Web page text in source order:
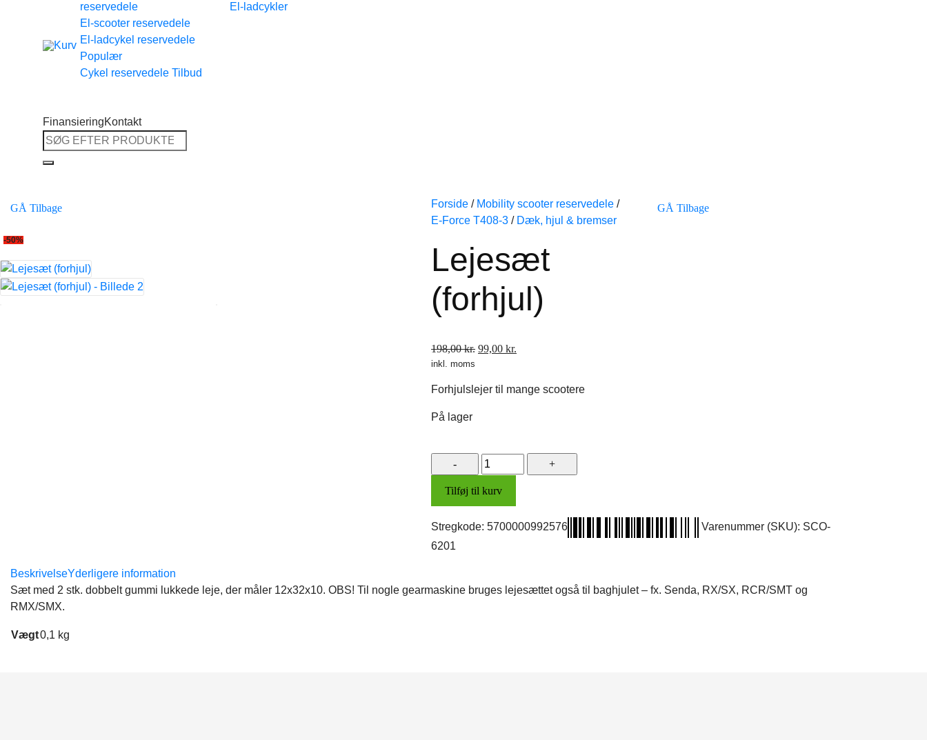
Tilbage til shoppen
reservedele
El-scooter reservedele
El-ladcykel reservedele
Cykel reservedele
El-ladcykler
FinansieringKontakt
Søg
efter:
GÅ Tilbage
-50%
Forside / Mobility scooter reservedele /
E-Force T408-3 / Dæk, hjul & bremser
Lejesæt
(forhjul)
GÅ Tilbage
198,00kr. Den
var:
99,00 kr.
inkl. moms
Forhjulslejer til mange scootere
På lager
Lejesæt
(forhjul)
antal
Tilføj til kurv
Stregkode: 5700000992576 Varenummer (SKU): SCO-
6201
BeskrivelseYderligere information
Sæt med 2 stk. dobbelt gummi lukkede leje, der måler 12x32x10. OBS! Til nogle gearmaskine bruges lejesættet også til baghjulet – fx. Senda, RX/SX, RCR/SMT og
RMX/SMX.
Vægt0,1 kg